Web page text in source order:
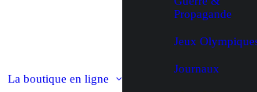
La boutique en ligne
Propagande
Jeux
Journaux